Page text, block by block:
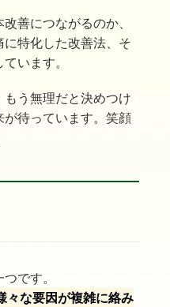
善につながるのか、
特化した改善法、そ
います。
う無理だと決めつけ
待っています。笑顔
です。
々な要因が複雑に絡み